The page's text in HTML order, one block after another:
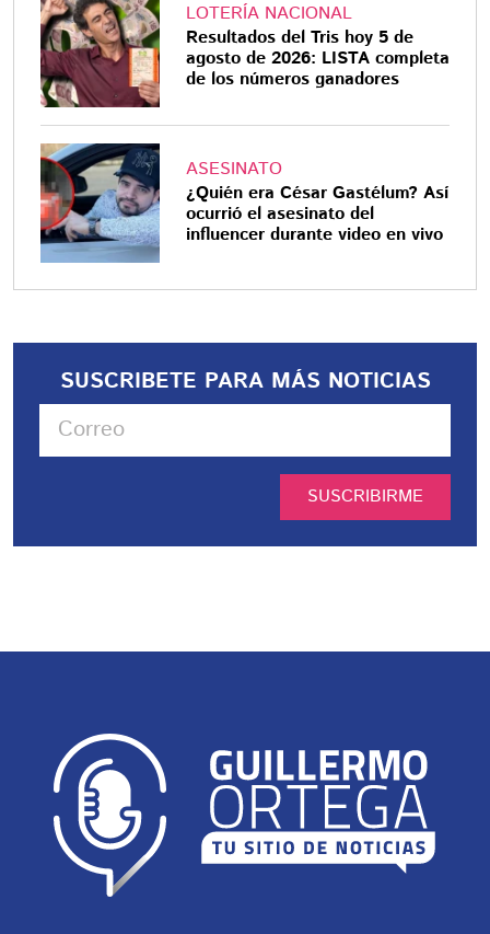
LOTERÍA NACIONAL
Resultados del Tris hoy 5 de
agosto de 2026: LISTA completa
de los números ganadores
ASESINATO
¿Quién era César Gastélum? Así
ocurrió el asesinato del
influencer durante video en vivo
SUSCRIBETE PARA MÁS NOTICIAS
SUSCRIBIRME